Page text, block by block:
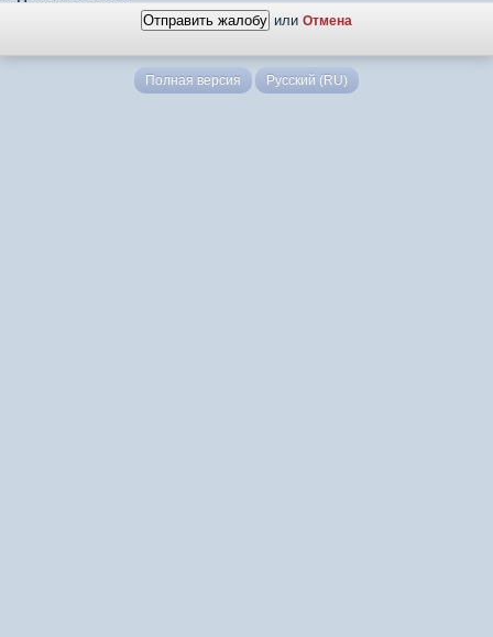
или Отмена
Полная версия Русский (RU)